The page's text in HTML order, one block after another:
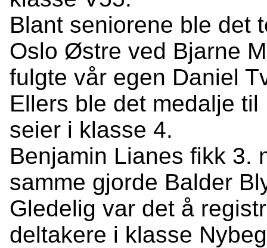
Blant seniorene ble det
Oslo Østre ved Bjarne
fulgte vår egen Daniel
Ellers ble det medalje
seier i klasse 4.
Benjamin Lianes fikk 3.
samme gjorde Balder
Gledelig var det å
deltakere i klasse